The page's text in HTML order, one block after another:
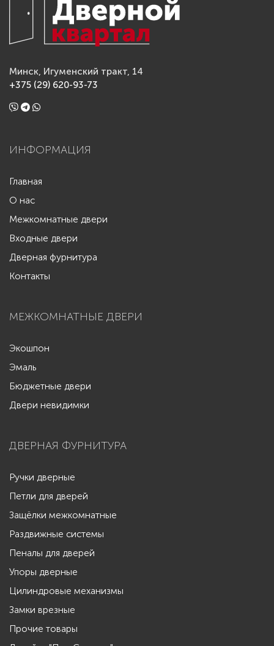
Минск, Игуменский тракт, 14
+375 (29) 620-93-73
ИНФОРМАЦИЯ
Главная
О нас
Межкомнатные двери
Входные двери
Дверная фурнитура
Контакты
МЕЖКОМНАТНЫЕ ДВЕРИ
Экошпон
Эмаль
Бюджетные двери
Двери невидимки
ДВЕРНАЯ ФУРНИТУРА
Ручки дверные
Петли для дверей
Защёлки межкомнатные
Раздвижные системы
Пеналы для дверей
Упоры дверные
Цилиндровые механизмы
Замки врезные
Прочие товары